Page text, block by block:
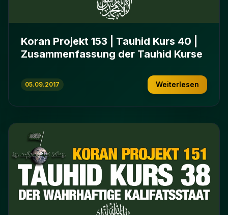
Koran Projekt 153 | Tauhid Kurs 40 |
Zusammenfassung der Tauhid Kurse
05.09.2017 Weiterlesen